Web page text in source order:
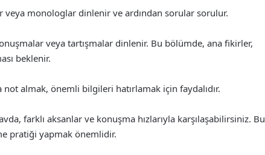
veya monologlar dinlenir ve ardından sorular sorulur.
veya tartışmalar dinlenir. Bu bölümde, ana fikirler,
beklenir.
almak, önemli bilgileri hatırlamak için faydalıdır.
farklı aksanlar ve konuşma hızlarıyla karşılaşabilirsiniz. Bu
pratiği yapmak önemlidir.